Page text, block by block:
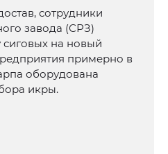
сотрудники
завода (СРЗ)
сиговых на новый
примерно в
оборудована
икры.